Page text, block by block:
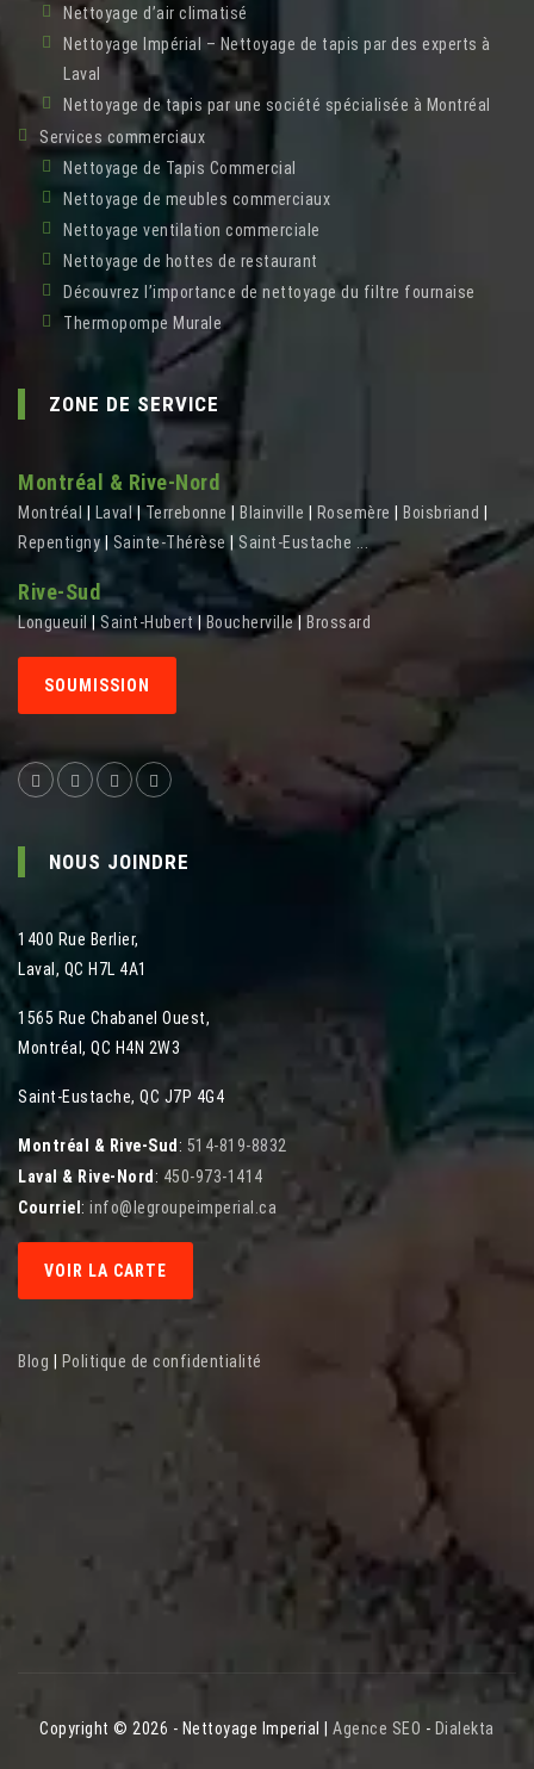
Nettoyage d’air climatisé
Nettoyage Impérial – Nettoyage de tapis par des experts à
Laval
Nettoyage de tapis par une société spécialisée à Montréal
Services commerciaux
Nettoyage de Tapis Commercial
Nettoyage de meubles commerciaux
Nettoyage ventilation commerciale
Nettoyage de hottes de restaurant
Découvrez l’importance de nettoyage du filtre fournaise
Thermopompe Murale
ZONE DE SERVICE
Montréal & Rive-Nord
Montréal Laval|Terrebonne Blainville Rosemère Boisbriand
Repentigny| Sainte-Thérèse Saint-Eustache ...
Rive-Sud
Longueuil Saint-Hubert Boucherville| Brossard
SOUMISSION
NOUS JOINDRE
1400 Rue Berlier,
Laval , QC H7L 4A1
1565 Rue Chabanel Ouest,
Montréal , QC H4N 2W3
Saint-Eustache, QC J7P 4G4
Montréal & Rive-Sud : 514-819-8832
Laval & Rive-Nord : 450-973-1414
Courriel : info@legroupeimperial.ca
VOIR LA CARTE
Blog Politique de confidentialité
Copyright © 2026 - Nettoyage Imperial |Agence SEO - Dialekta